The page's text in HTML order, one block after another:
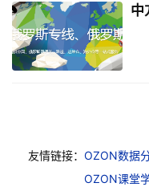
中
友情链接： OZON数据
OZON课堂